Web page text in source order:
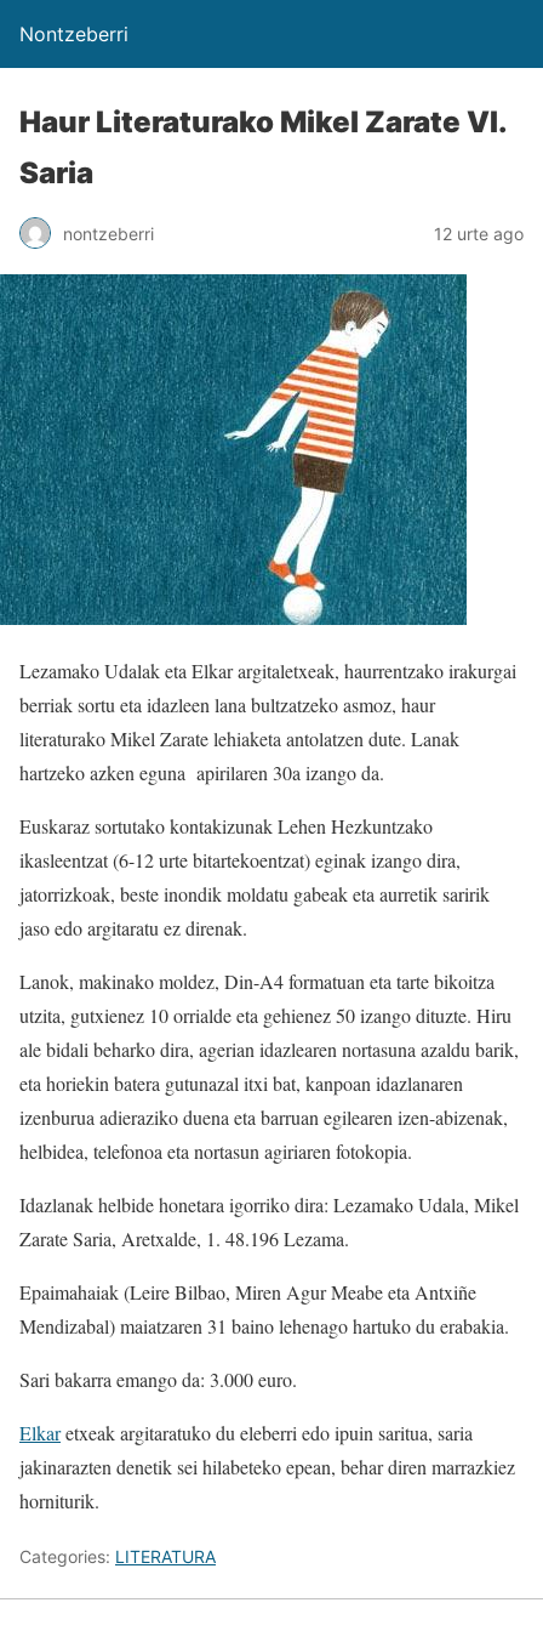
Nontzeberri
Haur Literaturako Mikel Zarate VI.
Saria
nontzeberri 12 urte ago
Lezamako Udalak eta Elkar argitaletxeak, haurrentzako irakurgai
berriak sortu eta idazleen lana bultzatzeko asmoz, haur
literaturako Mikel Zarate lehiaketa antolatzen dute. Lanak
hartzeko azken eguna apirilaren 30a izango da.
Euskaraz sortutako kontakizunak Lehen Hezkuntzako
ikasleentzat (6-12 urte bitartekoentzat) eginak izango dira,
jatorrizkoak, beste inondik moldatu gabeak eta aurretik saririk
jaso edo argitaratu ez direnak.
Lanok, makinako moldez, Din-A4 formatuan eta tarte bikoitza
utzita, gutxienez 10 orrialde eta gehienez 50 izango dituzte. Hiru
ale bidali beharko dira, agerian idazlearen nortasuna azaldu barik,
eta horiekin batera gutunazal itxi bat, kanpoan idazlanaren
izenburua adieraziko duena eta barruan egilearen izen-abizenak,
helbidea, telefonoa eta nortasun agiriaren fotokopia.
Idazlanak helbide honetara igorriko dira: Lezamako Udala, Mikel
Zarate Saria, Aretxalde, 1. 48.196 Lezama.
Epaimahaiak (Leire Bilbao, Miren Agur Meabe eta Antxiñe
Mendizabal) maiatzaren 31 baino lehenago hartuko du erabakia.
Sari bakarra emango da: 3.000 euro.
Elkaretxeak argitaratuko du eleberri edo ipuin saritua, saria
jakinarazten denetik sei hilabeteko epean, behar diren marrazkiez
horniturik.
Categories: LITERATURA